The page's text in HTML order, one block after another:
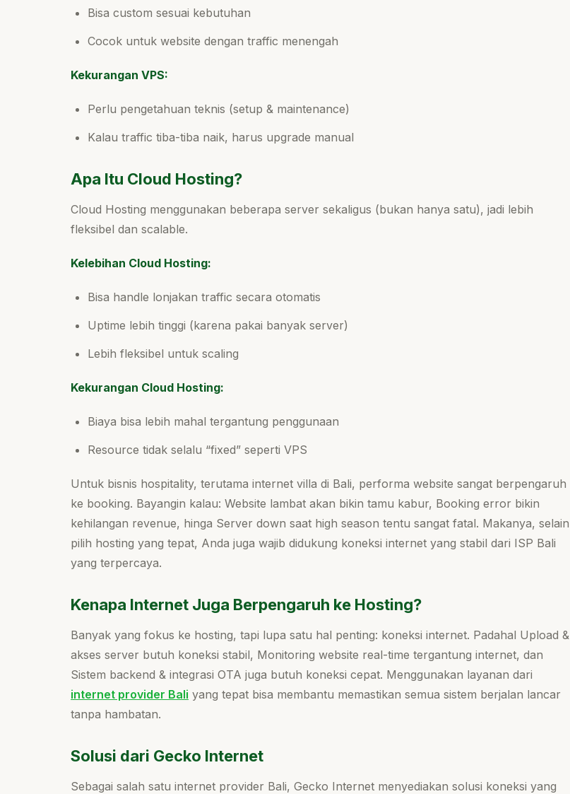
Bisa custom sesuai kebutuhan
Cocok untuk website dengan traffic menengah
Kekurangan VPS:
Perlu pengetahuan teknis (setup & maintenance)
Kalau traffic tiba-tiba naik, harus upgrade manual
Apa Itu Cloud Hosting?
Cloud Hosting menggunakan beberapa server sekaligus (bukan hanya satu), jadi lebih
fleksibel dan scalable.
Kelebihan Cloud Hosting:
Bisa handle lonjakan traffic secara otomatis
Uptime lebih tinggi (karena pakai banyak server)
Lebih fleksibel untuk scaling
Kekurangan Cloud Hosting:
Biaya bisa lebih mahal tergantung penggunaan
Resource tidak selalu “fixed” seperti VPS
Untuk bisnis hospitality, terutama internet villa di Bali, performa website sangat berpengaruh
ke booking. Bayangin kalau: Website lambat akan bikin tamu kabur, Booking error bikin
kehilangan revenue, hinga Server down saat high season tentu sangat fatal. Makanya, selain
pilih hosting yang tepat, Anda juga wajib didukung koneksi internet yang stabil dari ISP Bali
yang terpercaya.
Kenapa Internet Juga Berpengaruh ke Hosting?
Banyak yang fokus ke hosting, tapi lupa satu hal penting: koneksi internet. Padahal Upload &
akses server butuh koneksi stabil, Monitoring website real-time tergantung internet, dan
Sistem backend & integrasi OTA juga butuh koneksi cepat. Menggunakan layanan dari
internet provider Bali yang tepat bisa membantu memastikan semua sistem berjalan lancar
tanpa hambatan.
Solusi dari Gecko Internet
Sebagai salah satu internet provider Bali, Gecko Internet menyediakan solusi koneksi yang